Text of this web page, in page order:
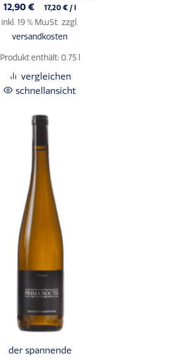
12,90€ 17,20€ /l
inkl. 19 % MwSt. zzgl.
versandkosten
Produkt enthält: 0,75
vergleichen
schnellansicht
der spannende